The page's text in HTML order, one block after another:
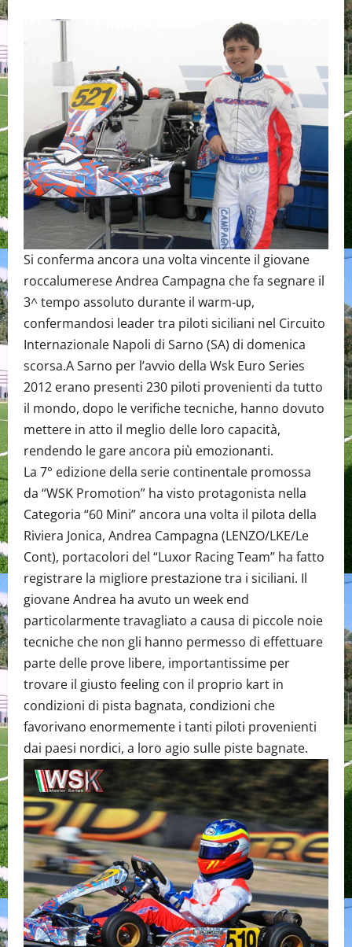
Si conferma ancora una volta vincente il giovane
roccalumerese Andrea Campagna che fa segnare il
3^ tempo assoluto durante il warm-up,
confermandosi leader tra piloti siciliani nel Circuito
Internazionale Napoli di Sarno (SA) di domenica
scorsa.A Sarno per l’avvio della Wsk Euro Series
2012 erano presenti 230 piloti provenienti da tutto
il mondo, dopo le verifiche tecniche, hanno dovuto
mettere in atto il meglio delle loro capacità,
rendendo le gare ancora più emozionanti.
La 7° edizione della serie continentale promossa
da “WSK Promotion” ha visto protagonista nella
Categoria “60 Mini” ancora una volta il pilota della
Riviera Jonica, Andrea Campagna (LENZO/LKE/Le
Cont), portacolori del “Luxor Racing Team” ha fatto
registrare la migliore prestazione tra i siciliani. Il
giovane Andrea ha avuto un week end
particolarmente travagliato a causa di piccole noie
tecniche che non gli hanno permesso di effettuare
parte delle prove libere, importantissime per
trovare il giusto feeling con il proprio kart in
condizioni di pista bagnata, condizioni che
favorivano enormemente i tanti piloti provenienti
dai paesi nordici, a loro agio sulle piste bagnate.